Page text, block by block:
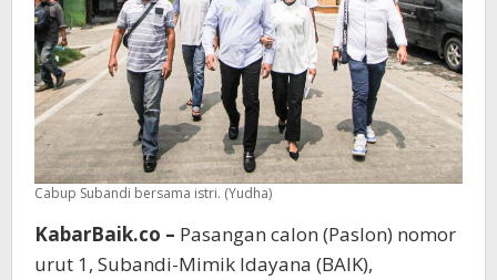
Cabup Subandi bersama istri. (Yudha)
KabarBaik.co – Pasangan calon (Paslon) nomor
urut 1, Subandi-Mimik Idayana (BAIK),